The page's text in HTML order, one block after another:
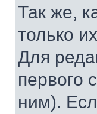
Так же,
только
Для
первого
ним).